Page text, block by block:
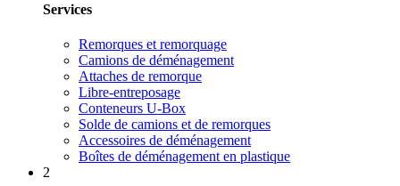
Services
Remorques et remorquage
Camions de déménagement
Attaches de remorque
Libre-entreposage
Conteneurs U-Box
Solde de camions et de remorques
Accessoires de déménagement
Boîtes de déménagement en plastique
2